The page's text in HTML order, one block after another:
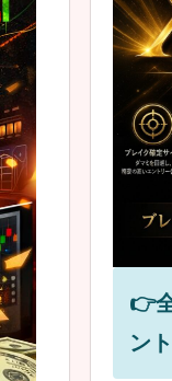
👉
ン